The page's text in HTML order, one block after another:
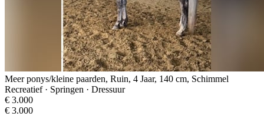
Meer ponys/kleine paarden, Ruin, 4 Jaar, 140 cm, Schimmel
Recreatief · Springen · Dressuur
€ 3.000
€ 3.000